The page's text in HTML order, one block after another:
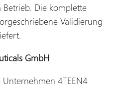
Die komplette
Validierung
GmbH
4TEEN4